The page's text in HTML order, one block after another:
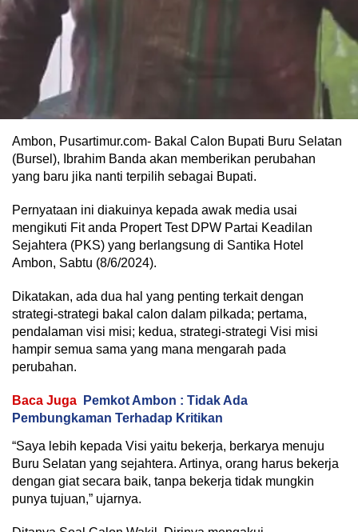
Ambon, Pusartimur.com- Bakal Calon Bupati Buru Selatan
(Bursel), Ibrahim Banda akan memberikan perubahan
yang baru jika nanti terpilih sebagai Bupati.
Pernyataan ini diakuinya kepada awak media usai
mengikuti Fit anda Propert Test DPW Partai Keadilan
Sejahtera (PKS) yang berlangsung di Santika Hotel
Ambon, Sabtu (8/6/2024).
Dikatakan, ada dua hal yang penting terkait dengan
strategi-strategi bakal calon dalam pilkada; pertama,
pendalaman visi misi; kedua, strategi-strategi Visi misi
hampir semua sama yang mana mengarah pada
perubahan.
Baca Juga
Pemkot Ambon : Tidak Ada
Pembungkaman Terhadap Kritikan
“Saya lebih kepada Visi yaitu bekerja, berkarya menuju
Buru Selatan yang sejahtera. Artinya, orang harus bekerja
dengan giat secara baik, tanpa bekerja tidak mungkin
punya tujuan,” ujarnya.